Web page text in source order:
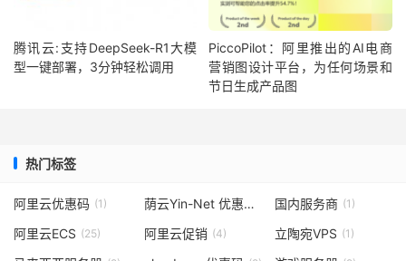
腾讯云:支持DeepSeek-R1大模
型一键部署，3分钟轻松调用
PiccoPilot：阿里推出的AI电商
营销图设计平台，为任何场景和
节日生成产品图
热门标签
阿里云优惠码 (1) 荫云Yin-Net 优惠码 国内服务商 (1)
阿里云ECS (25) 阿里云促销 (4) 立陶宛VPS (1)